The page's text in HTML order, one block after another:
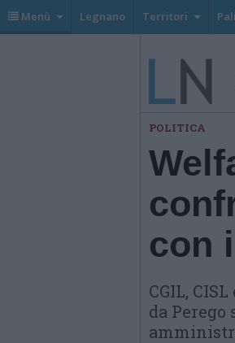
Menù Legnano Territori
POLITICA
con
CGIL,
da